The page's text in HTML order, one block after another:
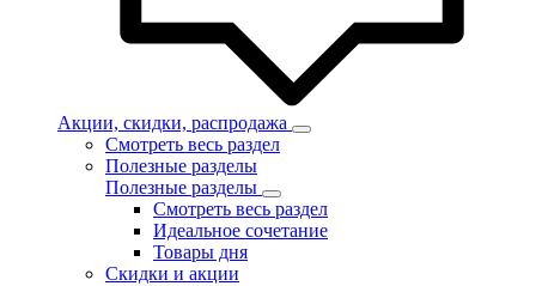
Акции, скидки, распродажа
Смотреть весь раздел
Полезные разделы
Полезные разделы
Смотреть весь раздел
Идеальное сочетание
Товары дня
Скидки и акции